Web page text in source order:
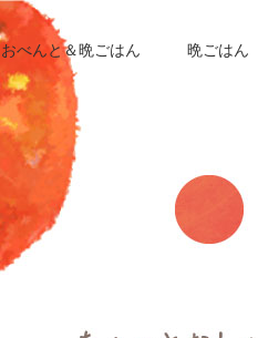
おべんと＆晩ごはん 晩ごはん